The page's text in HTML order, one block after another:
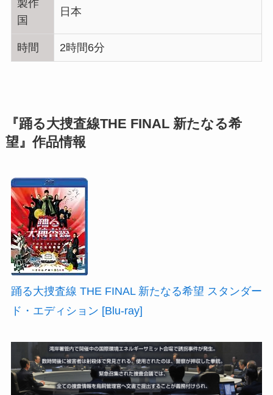
製作
国
日本
時間 2時間6分
『踊る大捜査線THE FINAL 新たなる希
望』作品情報
踊る大捜査線 THE FINAL 新たなる希望 スタンダー
ド・エディション [Blu-ray]